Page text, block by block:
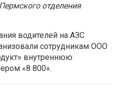
отделения
водителей на АЗС
сотрудникам ООО
внутреннюю
«8 800».